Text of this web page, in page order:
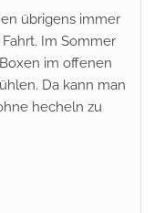
übrigens immer
Im Sommer
im offenen
Da kann man
hecheln zu